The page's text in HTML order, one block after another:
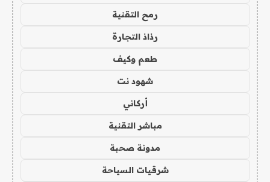
رمح التقنية
رذاذ التجارة
طعم وكيف
شهود نت
أركاني
مباشر التقنية
مدونة صحبة
شرقيات السياحة